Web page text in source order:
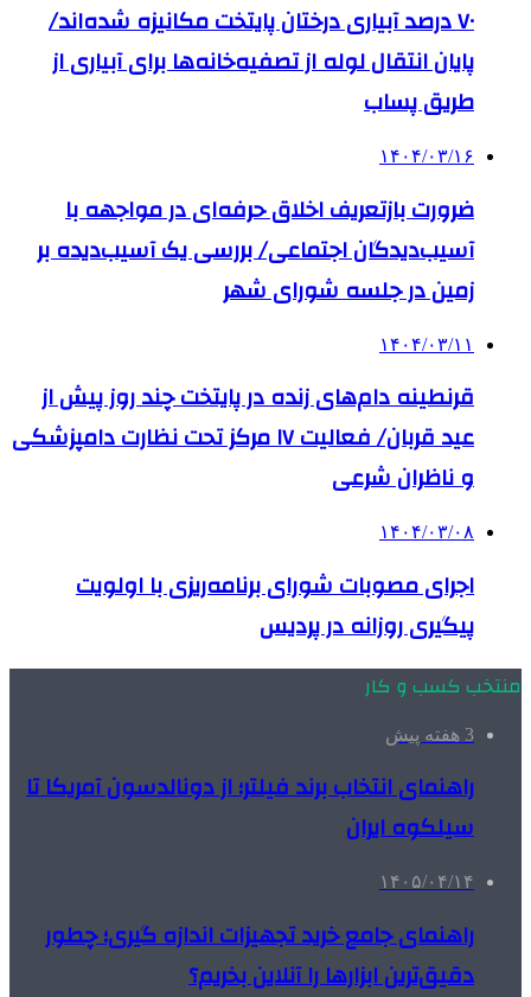
۷۰ درصد آبیاری درختان پایتخت مکانیزه شده‌اند/
پایان انتقال لوله از تصفیه‌خانه‌ها برای آبیاری از
طریق پساب
۱۴۰۴/۰۳/۱۶
ضرورت بازتعریف اخلاق حرفه‌ای در مواجهه با
آسیب‌دیدگان اجتماعی/ بررسی یک آسیب‌دیده بر
زمین در جلسه شورای شهر
۱۴۰۴/۰۳/۱۱
قرنطینه دام‌های زنده در پایتخت چند روز پیش از
عید قربان/ فعالیت ۱۷ مرکز تحت نظارت دامپزشکی
و ناظران شرعی
۱۴۰۴/۰۳/۰۸
اجرای مصوبات شورای برنامه‌ریزی با اولویت
پیگیری روزانه در پردیس
منتخب کسب و کار
3 هفته پیش
راهنمای انتخاب برند فیلتر؛ از دونالدسون آمریکا تا
سیلکوه ایران
۱۴۰۵/۰۴/۱۴
راهنمای جامع خرید تجهیزات اندازه گیری؛ چطور
دقیق‌ترین ابزارها را آنلاین بخریم؟